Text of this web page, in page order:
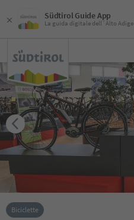
Südtirol Guide App
La guida digitale dell´Alto Adige
Biciclette